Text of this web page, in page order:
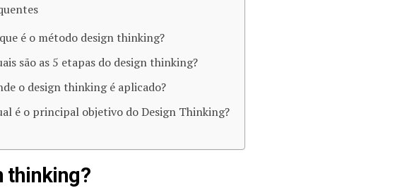
é o método design thinking?
são as 5 etapas do design thinking?
o design thinking é aplicado?
é o principal objetivo do Design Thinking?
thinking?